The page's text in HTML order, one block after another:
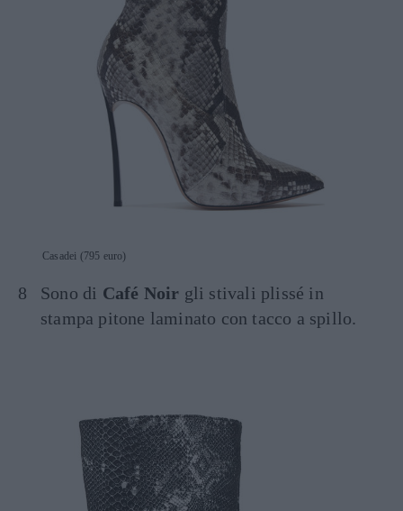
Casadei (795 euro)
Sono di Café Noir gli stivali plissé in
stampa pitone laminato con tacco a spillo.